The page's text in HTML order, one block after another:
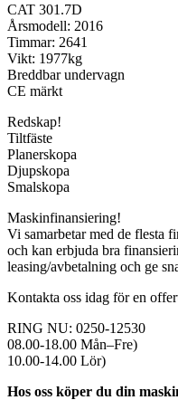
CAT 301.7D
Årsmodell: 2016
Timmar: 2641
Vikt: 1977kg
Breddbar undervagn
CE märkt
Redskap!
Tiltfäste
Planerskopa
Djupskopa
Smalskopa
Maskinfinansiering!
Vi samarbetar med de flesta
och kan erbjuda bra
leasing/avbetalning och ge
Kontakta oss idag för en
RING NU: 0250-12530
08.00-18.00 Mån–Fre)
10.00-14.00 Lör)
Hos oss köper du din